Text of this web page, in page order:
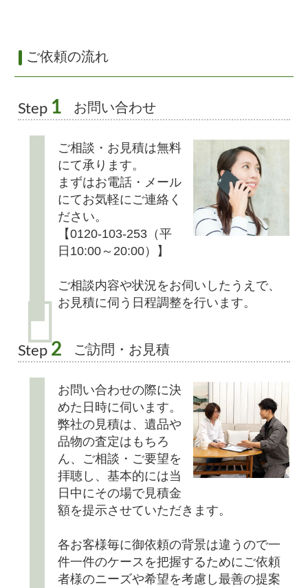
ご依頼の流れ
Step 1 お問い合わせ
ご相談・お見積は無料
にて承ります。
まずはお電話・メール
にてお気軽にご連絡く
ださい。
【0120-103-253（平
日10:00～20:00）】
ご相談内容や状況をお伺いしたうえで、
お見積に伺う日程調整を行います。
Step 2 ご訪問・お見積
お問い合わせの際に決
めた日時に伺います。
弊社の見積は、遺品や
品物の査定はもちろ
ん、ご相談・ご要望を
拝聴し、基本的には当
日中にその場で見積金
額を提示させていただきます。
各お客様毎に御依頼の背景は違うので一
件一件のケースを把握するためにご依頼
者様のニーズや希望を考慮し最善の提案